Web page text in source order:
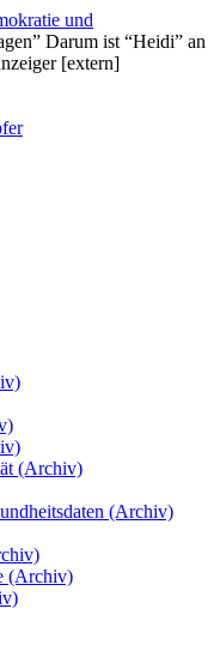
und
Darum ist “Heidi” an
[extern]
(Archiv)
(Archiv)
(Archiv)